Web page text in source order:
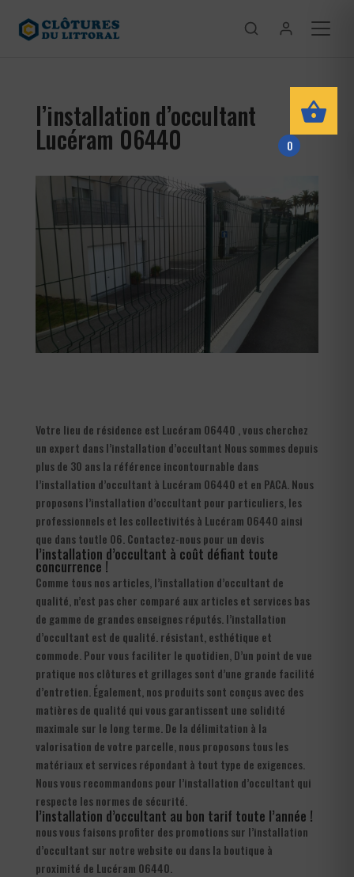
l’installation d’occultant
Lucéram 06440
Votre lieu de résidence est Lucéram 06440 , vous cherchez
un expert dans l’installation d’occultant Nous sommes depuis
plus de 30 ans la référence incontournable dans
l’installation d’occultant à Lucéram 06440 et en PACA. Nous
proposons l’installation d’occultant pour particuliers, les
professionnels et les collectivités à Lucéram 06440 ainsi
que dans toutle 06. Contactez-nous pour un devis
l’installation d’occultant à coût défiant toute
concurrence !
Comme tous nos articles, l’installation d’occultant de
qualité, n’est pas cher comparé aux articles et services bas
de gamme de grandes enseignes réputés. l’installation
d’occultant est de qualité. résistant, esthétique et
commode. Pour vous faciliter le quotidien, D’un point de vue
pratique nos clôtures et grillages sont d’une grande facilité
d’entretien. Également, nos produits sont conçus avec des
matières de qualité qui vous garantissent une solidité
maximale sur le long terme. De la délimitation à la
valorisation de votre parcelle, nous proposons tous les
matériaux et services répondant à tout type de exigences.
Nous vous recommandons pour l’installation d’occultant qui
respecte les normes de sécurité.
l’installation d’occultant au bon tarif toute l’année !
nous vous faisons profiter des promotions sur l’installation
d’occultant sur notre website ou dans la boutique à
proximité de Lucéram 06440.
0